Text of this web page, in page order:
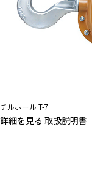
チルホール T-7
詳細を見る 取扱説明書